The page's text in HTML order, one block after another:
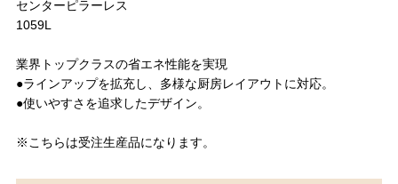
センターピラーレス
1059L
業界トップクラスの省エネ性能を実現
●ラインアップを拡充し、多様な厨房レイアウトに対応。
●使いやすさを追求したデザイン。
※こちらは受注生産品になります。